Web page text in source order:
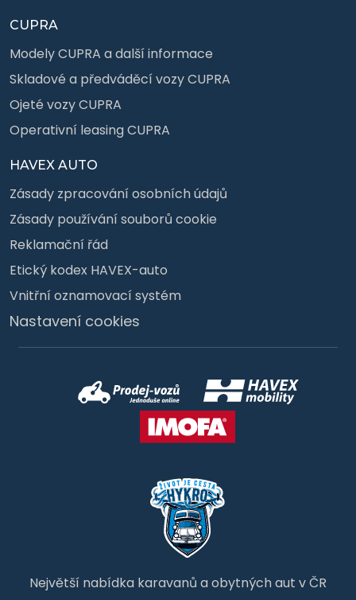
CUPRA
Modely CUPRA a další informace
Skladové a předváděcí vozy CUPRA
Ojeté vozy CUPRA
Operativní leasing CUPRA
HAVEX AUTO
Zásady zpracování osobních údajů
Zásady používání souborů cookie
Reklamační řád
Etický kodex HAVEX-auto
Vnitřní oznamovací systém
Nastavení cookies
Největší nabídka karavanů a obytných aut v ČR